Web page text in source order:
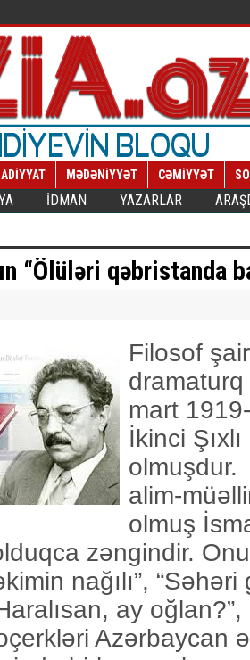
MƏDƏNİYYƏT CƏMİYYƏT
İDMAN YAZARLAR
“Ölüləri qəbristanda
Filosof şair, mütəfəkkir dramaturq İsmayıl Şıxlı 22-i mart 1919-cu ildə Qazaxın İkinci Şıxlı kəndində anadan olmuşdur. Xalq yazıçısı, alim-müəllim, millət vəkili olmuş İsmayıl Şıxlının yaradıcılığı olduqca zəngindir. Onun “Konserv qutuları”, “Həkimin nağılı”, “Səhəri gözləyirdik”, “Kerç sularında”, “Haralısan, ay oğlan?”, “Raykom katibi”, “Daşkəsən” oçerkləri Azərbaycan ədəbiyyatı nəsrinin zənginləşməsində birbaşa rol oynamışdır. Ədibin “Ayrılan yollar”, “Dəli Kür”, “Ölən dünyam” romanları həm məzmun, həm də forma gözəlliyinə malikdir. İsmayıl Şıxlı Azərbaycan nəsrinin uğur qazanmasında əvəzsiz rola malikdir. İsmayıl Şıxlı 26 iyul 1995-ci ildə Bakıda vəfat etmişdir. Ədib Fəxri xiyabanda dəfn olunmuşdur. Azərbaycan Respublikası Milli Məclisinin deputatı kimi ictimai fəaliyyət göstərən böyük insan, istedadlı yazıçı, gözəl natiq-pedaqoq, alovlu vətənpərvər-soydaş olan İsmayıl Şıxlı “Namus qaçağı”, “Namərd gülləsi”, “Ölüləri qəbristanda basdırın” hekayələri ilə milli ədəbiyyatımızın inkişafına çox böyük dəyər qatmışdır. Qüdrətli nasir, müdrik dramaturq İsmayıl Şıxlının “Ölüləri qəbristanda basdırın” əsəri Azərbaycan ədəbiyyatında dəyərli nümunələrdəndir. Ədib əsərdə cəmiyyəti düşündürən problemləri, ictimai-əxlaqi məsələləri yüksək bədii sənətkarlıqla əks etdirmişdir. Yazıçı "Ölüləri qəbristanda basdırın” hekayəsini 1990-cı ildə yazmışdır. Əsər hekayə janrında yazılmasına baxmayaraq, obrazların talelərinin, əməllərinin timsalında xalq həyatının bütöv mərhələlərini əks etdirə bilmişdir. İsmayıl Şıxlı “Ölüləri qəbristanda basdırın” əsərində Həcər obrazı vasitəsilə ədəbiyyatda əyilməzlik, mərdlik, ləyaqət, namus, cəsarət kimi milli kökdən gələn dəyərləri ümumiləşdirmişdir. “Ölüləri qəbristanlıqda basdırın” hekayəsi yazıçının yazmış olduğu sonuncu əsəridir. Əsərdə obrazların çoxluğu olmasa da, hər bir obraz bitkin, tam xarakterdə canlandırılmışdır. Əsər şəhərin mərkəzində, dörd yolun kəsişdiyi və bütün küçələrin birləşdiyi, həmişə qış-yay adamla dolu olan bağda kooperativ restoran açmaq istəyən Rəşidin istəyi ilə başlayır. Restoran ikimərtəbəli olacaqdı. Ümumi salonu, ayrıca otaqları xüsusi planda tikiləcəkdi. O istəyirdi ki, həm də yeməkxana açsın, orada nisbətən ucuz xörəklər satsın. Tənəffüsə çıxanlar, işə tələsənlər, yol adamları vaxt itirmədən nahar etsinlər. İkinci mərtəbədə xüsusi kabinələrdə isə ayrı dəmdəsgah olsun. Hətta rayonlarına yeni bir dəb də salmaq istəyirdi. Arvad-uşaqları ilə gələnlərə gözdən uzaq yerdə ayrıca otaqlar düzəldəcəkdi. İçərisini lap ev kimi sahmana salacaqdı. Rəşidin bağı gəzərkən bağın ortasında köhnə bir qəbir tapması ilə hadisələrin nəqli başlanılır. Bu qəbrin baxımsız vəziyyətdə olması ilə yazıçı oxucuya xəyanətkarın sonluğunu göstərir. “Vaxtilə bu qəbrin ətrafına dəmir mühəccər çəkiblərmiş. Sonradan paslanıb çürümüş, yağışın-qarın altında qalıb ovxalanmış, bağ-bəndi qırılıb yerə tökülmüşdü. O da hiss olunurdu ki, qəbrin dörd yanında qızılgül kolları əkilibmiş. İllər keçdikcə baxımsızlıqdan quruyub solmuş, tapdalanmış və yerlə-yeksan edilmişdi. Qəbrin özü də dağılmışdı. Nə sinədaşı vardı, nə də başdaşı. Suvağı tökülmüş, ağ daşları isə ovxalanmışdı. Bir-iki il də keçsəydi, bu sahibsiz qəbir torpağın altında qalıb tamam itəcəkdi”. İsmayıl Şıxlı “Ölüləri qəbristanda basdırın” əsərində Cavanşirin qəbrinə elin-obanın laqeyd münasibətinin təsviri ilə göstərir ki, insanlar əhdinə vəfa etməyənə nə qədər də xidmətləri olsa da dəyər vermirlər. Bağa gəlib-geden insanlar bu qəbrin kimin olduğunu bildiyi üçün bu qəbrə laqeyd yanaşırdılar. Rayon mərkəzlərində, bağda basdırılan vaxtı ilə on doqquz yaşlı, qaşları çatma, gözləri ala, kürəyi enli, yol ilə gedəndə çəpərlərin dibindən boylanan qızların sayı bilinməyən, kəndlərində ad çıxarmış, igid, pəhləvan, yaraşıqlı, cavan bir oğlan idi. Kəndin subay qızları onun gözəlliyinə, yaraşığına aşıq idilər. Kəndin gözəl qızlarından olan yəhərli-yüyənli atla gəzən Şəmistan ağanın qızı Həcərdə gözəlliyini, igidliyini eşidib, gördüyü Cavanşirə aşiq olmuşdu. Şəmistan ağanın qızı Həcər xanımın Cavanşirdən çox xoşu gəlməsinə baxmayaraq, onunla görüşlərdən imtina edib, el adəti ilə elçi göndərməsini tələb edir. Cavanşir anası ilə danışıb, el dağdan arana enəndə Həcər xanıma elçi göndərib, nişan taxırlar. Cavanşiri dövlət qulluğuna qəbul edə bilmək üçün Qəza Firqə özəyinə çağırırlar və ikiillik firqə məktəbinə oxumağa göndərirlər. Bu iki il Həcər xanım səbirsizliklə və namusla nişanlısının yolunu gözləyir. Lakin Həcər xanımın atası Şəmistan ağanın Cavanşirin boylu-buxunlu,